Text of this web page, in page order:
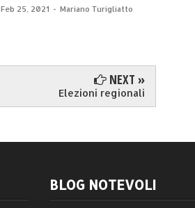
Feb 25, 2021 - Mariano Turigliatto
NEXT »
Elezioni regionali
BLOG NOTEVOLI